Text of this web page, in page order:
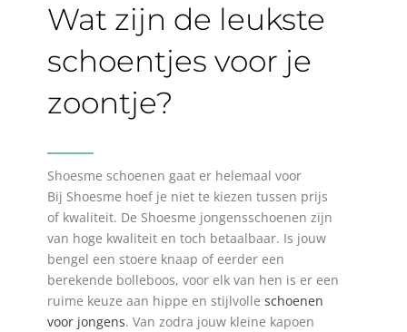
Wat zijn de leukste
schoentjes voor je
zoontje?
Shoesme schoenen gaat er helemaal voor
Bij Shoesme hoef je niet te kiezen tussen prijs
of kwaliteit. De Shoesme jongensschoenen zijn
van hoge kwaliteit en toch betaalbaar. Is jouw
bengel een stoere knaap of eerder een
berekende bolleboos, voor elk van hen is er een
ruime keuze aan hippe en stijlvolle schoenen
voor jongens. Van zodra jouw kleine kapoen